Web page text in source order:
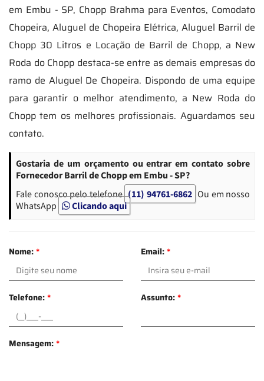
em Embu - SP, Chopp Brahma para Eventos, Comodato
Chopeira, Aluguel de Chopeira Elétrica, Aluguel Barril de
Chopp 30 Litros e Locação de Barril de Chopp, a New
Roda do Chopp destaca-se entre as demais empresas do
ramo de Aluguel De Chopeira. Dispondo de uma equipe
para garantir o melhor atendimento, a New Roda do
Chopp tem os melhores profissionais. Aguardamos seu
contato.
Gostaria de um orçamento ou entrar em contato sobre
Fornecedor Barril de Chopp em Embu - SP?
Fale conosco pelo telefone (11) 94761-6862 Ou em nosso
WhatsApp
Clicando aqui
Nome:* Email:*
Telefone:* Assunto:*
Mensagem:*